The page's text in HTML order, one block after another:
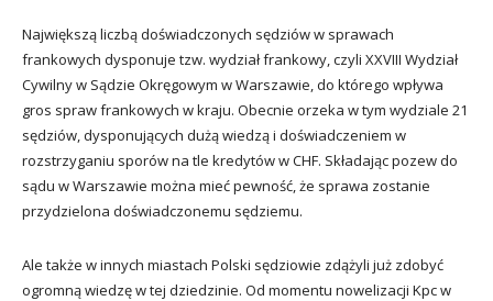
Największą liczbą doświadczonych sędziów w sprawach
frankowych dysponuje tzw. wydział frankowy, czyli XXVIII Wydział
Cywilny w Sądzie Okręgowym w Warszawie, do którego wpływa
gros spraw frankowych w kraju. Obecnie orzeka w tym wydziale 21
sędziów, dysponujących dużą wiedzą i doświadczeniem w
rozstrzyganiu sporów na tle kredytów w CHF. Składając pozew do
sądu w Warszawie można mieć pewność, że sprawa zostanie
przydzielona doświadczonemu sędziemu.
Ale także w innych miastach Polski sędziowie zdążyli już zdobyć
ogromną wiedzę w tej dziedzinie. Od momentu nowelizacji Kpc w